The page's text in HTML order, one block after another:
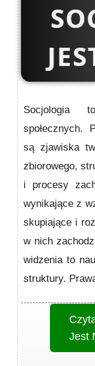
Socjologia
społecznych.
są zjawiska
zbiorowego,
i procesy
wynikające z
skupiające i
w nich
widzenia to
struktury.
Jest